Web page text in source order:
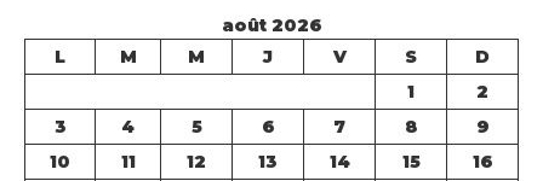
août 2026
L
M M J V S
D
1
2
3
4 5 6 7 8
9
10
11 12 13 14 15
16